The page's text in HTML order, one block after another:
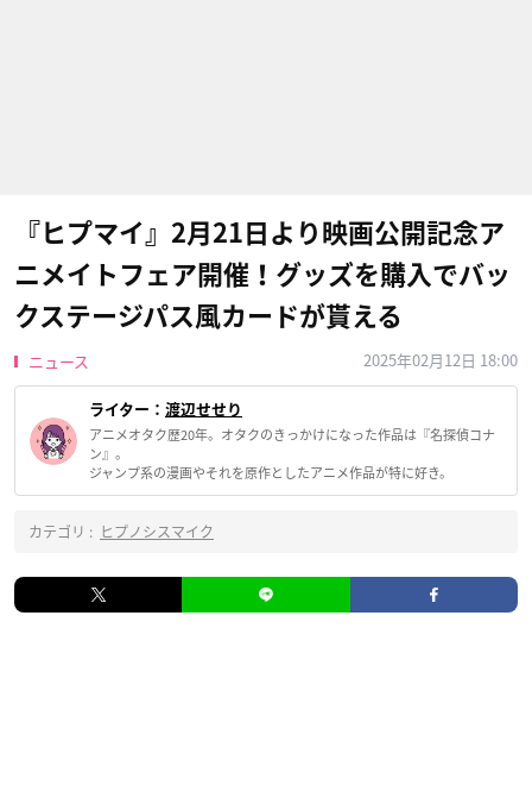
『ヒプマイ』2月21日より映画公開記念ア
ニメイトフェア開催！グッズを購入でバッ
クステージパス風カードが貰える
ニュース 2025年02月12日 18:00
ライター： 渡辺せせり
アニメオタク歴20年。オタクのきっかけになった作品は『名探偵コナ
ン』。
ジャンプ系の漫画やそれを原作としたアニメ作品が特に好き。
カテゴリ : ヒプノシスマイク